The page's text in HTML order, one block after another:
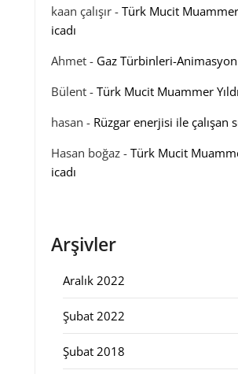
kaan çalışır- Türk Mucit Muammer
icadı
Ahmet- Gaz Türbinleri-
Bülent- Türk Mucit Muammer
hasan - Rüzgar enerjisi ile çalışan
Hasan boğaz- Türk Mucit
icadı
Arşivler
Aralık 2022
Şubat 2022
Şubat 2018